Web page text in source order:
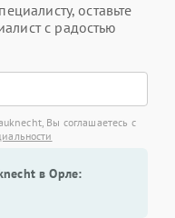
оставьте
с радостью
Вы соглашаетесь с
в Орле: